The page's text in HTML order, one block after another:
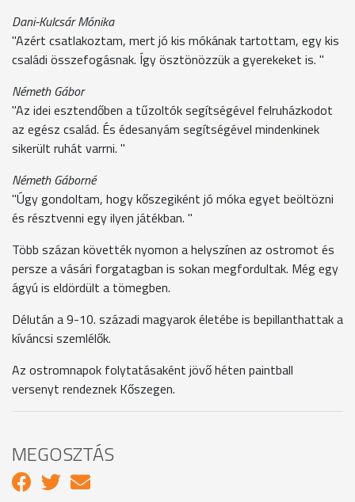
Dani-Kulcsár Mónika
"Azért csatlakoztam, mert jó kis mókának tartottam, egy kis
családi összefogásnak. Így ösztönözzük a gyerekeket is. "
Németh Gábor
"Az idei esztendőben a tűzoltók segítségével felruházkodot
az egész család. És édesanyám segítségével mindenkinek
sikerült ruhát varrni. "
Németh Gáborné
"Úgy gondoltam, hogy kőszegiként jó móka egyet beöltözni
és résztvenni egy ilyen játékban. "
Több százan követték nyomon a helyszínen az ostromot és
persze a vásári forgatagban is sokan megfordultak. Még egy
ágyú is eldördült a tömegben.
Délután a 9-10. századi magyarok életébe is bepillanthattak a
kíváncsi szemlélők.
Az ostromnapok folytatásaként jövő héten paintball
versenyt rendeznek Kőszegen.
MEGOSZTÁS